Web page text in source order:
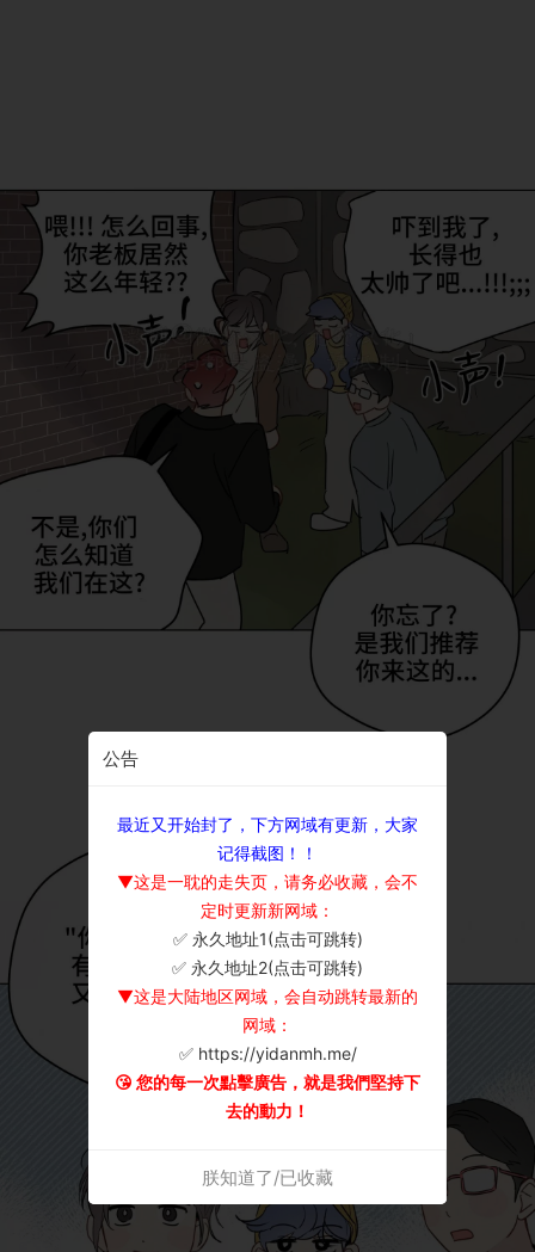
公告
最近又开始封了，下方网域有更新，大家
记得截图！！
▼这是一耽的走失页，请务必收藏，会不
定时更新新网域：
✅ 永久地址1(点击可跳转)
✅ 永久地址2(点击可跳转)
▼这是大陆地区网域，会自动跳转最新的
网域：
✅ https://yidanmh.me/
😘 您的每一次點擊廣告，就是我們堅持下
去的動力！
朕知道了/已收藏